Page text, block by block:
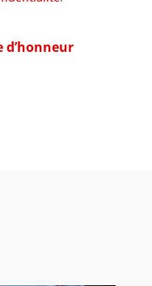
d’honneur